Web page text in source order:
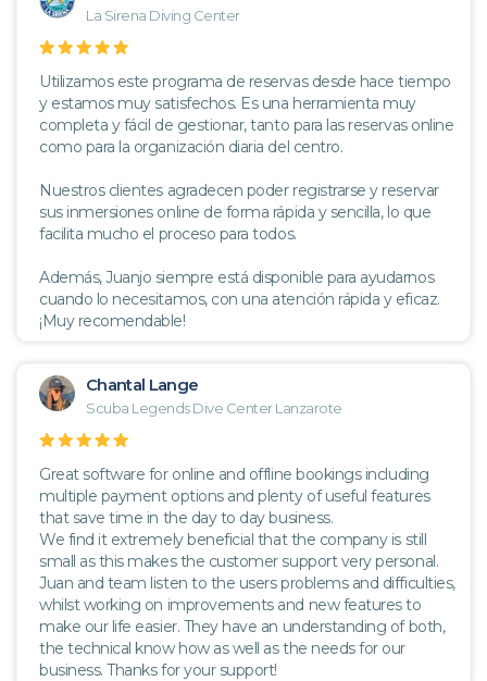
La Sirena Diving Center
Utilizamos este programa de reservas desde hace tiempo
y estamos muy satisfechos. Es una herramienta muy
completa y fácil de gestionar, tanto para las reservas online
como para la organización diaria del centro.
Nuestros clientes agradecen poder registrarse y reservar
sus inmersiones online de forma rápida y sencilla, lo que
facilita mucho el proceso para todos.
Además, Juanjo siempre está disponible para ayudarnos
cuando lo necesitamos, con una atención rápida y eficaz.
¡Muy recomendable!
Chantal Lange
Scuba Legends Dive Center Lanzarote
Great software for online and offline bookings including
multiple payment options and plenty of useful features
that save time in the day to day business.
We find it extremely beneficial that the company is still
small as this makes the customer support very personal.
Juan and team listen to the users problems and difficulties,
whilst working on improvements and new features to
make our life easier. They have an understanding of both,
the technical know how as well as the needs for our
business. Thanks for your support!